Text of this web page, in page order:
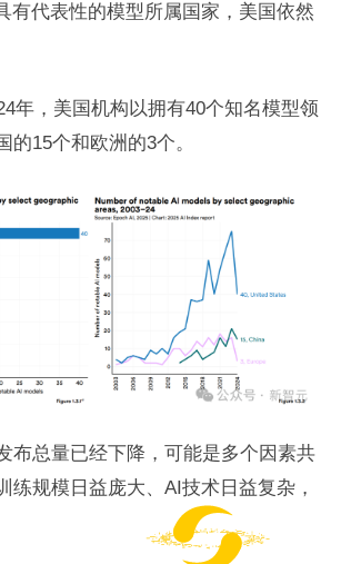
有代表性的模型所属国家，美国依然
年，美国机构以拥有40个知名模型领
的15个和欧洲的3个。
布总量已经下降，可能是多个因素共
练规模日益庞大、AI技术日益复杂，